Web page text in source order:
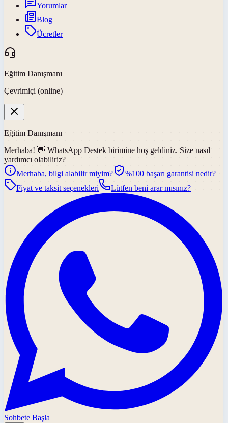
Yorumlar
Blog
Ücretler
Eğitim Danışmanı
Çevrimiçi (online)
Eğitim Danışmanı
Merhaba! 👋 WhatsApp Destek birimine hoş geldiniz. Size nasıl
yardımcı olabiliriz?
Merhaba, bilgi alabilir miyim?
%100 başarı garantisi nedir?
Fiyat ve taksit seçenekleri
Lütfen beni arar mısınız?
Sohbete Başla